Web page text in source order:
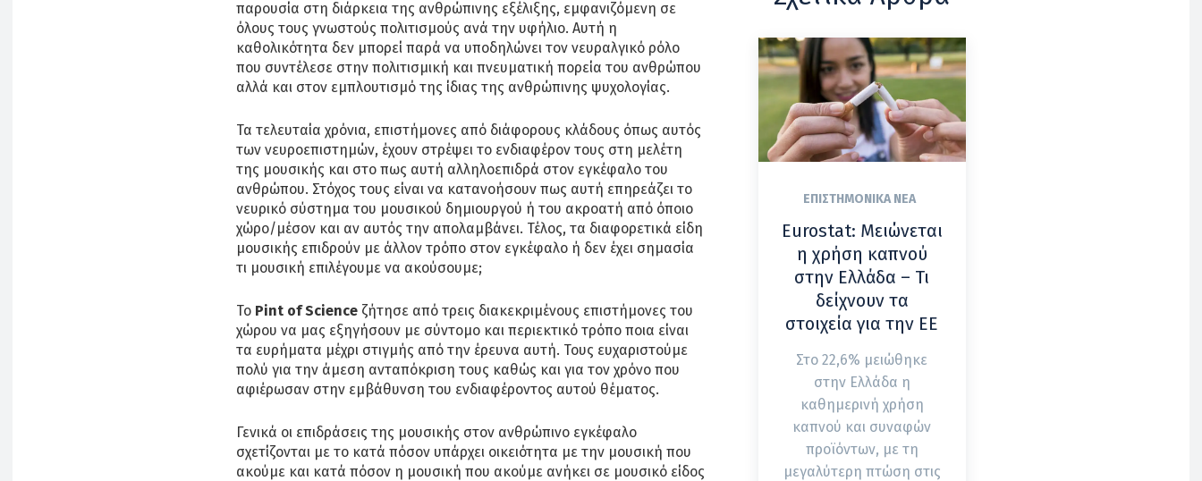
παρουσία στη διάρκεια της ανθρώπινης εξέλιξης, εμφανιζόμενη σε
όλους τους γνωστούς πολιτισμούς ανά την υφήλιο. Αυτή η
καθολικότητα δεν μπορεί παρά να υποδηλώνει τον νευραλγικό ρόλο
που συντέλεσε στην πολιτισμική και πνευματική πορεία του ανθρώπου
αλλά και στον εμπλουτισμό της ίδιας της ανθρώπινης ψυχολογίας.
Τα τελευταία χρόνια, επιστήμονες από διάφορους κλάδους όπως αυτός
των νευροεπιστημών, έχουν στρέψει το ενδιαφέρον τους στη μελέτη
της μουσικής και στο πως αυτή αλληλοεπιδρά στον εγκέφαλο του
ανθρώπου. Στόχος τους είναι να κατανοήσουν πως αυτή επηρεάζει το
νευρικό σύστημα του μουσικού δημιουργού ή του ακροατή από όποιο
χώρο/μέσον και αν αυτός την απολαμβάνει. Τέλος, τα διαφορετικά είδη
μουσικής επιδρούν με άλλον τρόπο στον εγκέφαλο ή δεν έχει σημασία
τι μουσική επιλέγουμε να ακούσουμε;
Το Pint of Science ζήτησε από τρεις διακεκριμένους επιστήμονες του
χώρου να μας εξηγήσουν με σύντομο και περιεκτικό τρόπο ποια είναι
τα ευρήματα μέχρι στιγμής από την έρευνα αυτή. Τους ευχαριστούμε
πολύ για την άμεση ανταπόκριση τους καθώς και για τον χρόνο που
αφιέρωσαν στην εμβάθυνση του ενδιαφέροντος αυτού θέματος.
Γενικά οι επιδράσεις της μουσικής στον ανθρώπινο εγκέφαλο
σχετίζονται με το κατά πόσον υπάρχει οικειότητα με την μουσική που
ακούμε και κατά πόσον η μουσική που ακούμε ανήκει σε μουσικό είδος
ΕΠΙΣΤΗΜΟΝΙΚΆ ΝΈΑ
Eurostat: Μειώνεται
η χρήση καπνού
στην Ελλάδα – Τι
δείχνουν τα
στοιχεία για την ΕΕ
Στο 22,6% μειώθηκε
στην Ελλάδα η
καθημερινή χρήση
καπνού και συναφών
προϊόντων, με τη
μεγαλύτερη πτώση στις